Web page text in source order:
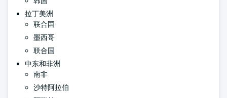
拉丁美洲
联合国
墨西哥
联合国
中东和非洲
南非
沙特阿拉伯